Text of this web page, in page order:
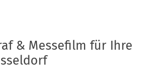
& Messefilm für Ihre